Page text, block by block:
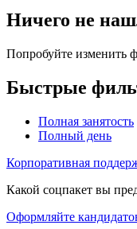
Ничего не
Попробуйте изменить
Быстрые
Полная занятость
Полный день
Корпоративная
Какой соцпакет вы
Оформляйте